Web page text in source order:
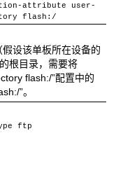
attribute user-
flash:/
设该单板所在设备的
根目录，需要将
flash:/”配置中的
”。
ftp